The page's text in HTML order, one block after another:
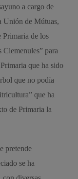
a cargo de
Unión de Mútuas,
Primaria de los
Clemenules” para
que ha sido
que no podía
que ha
de Primaria la
pretende
se ha